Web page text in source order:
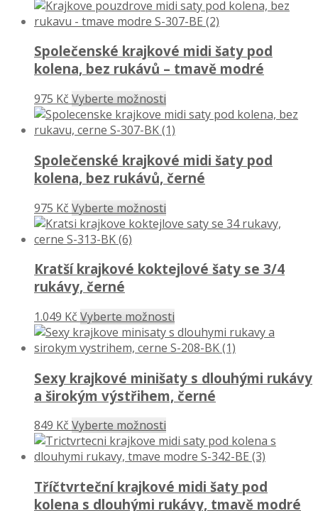
Společenské krajkové midi šaty pod
kolena, bez rukávů – tmavě modré
975 Kč Vyberte možnosti
Společenské krajkové midi šaty pod
kolena, bez rukávů, černé
975 Kč Vyberte možnosti
Kratší krajkové koktejlové šaty se 3/4
rukávy, černé
1.049 Kč Vyberte možnosti
Sexy krajkové minišaty s dlouhými rukávy
a širokým výstřihem, černé
849 Kč Vyberte možnosti
Tříčtvrteční krajkové midi šaty pod
kolena s dlouhými rukávy, tmavě modré